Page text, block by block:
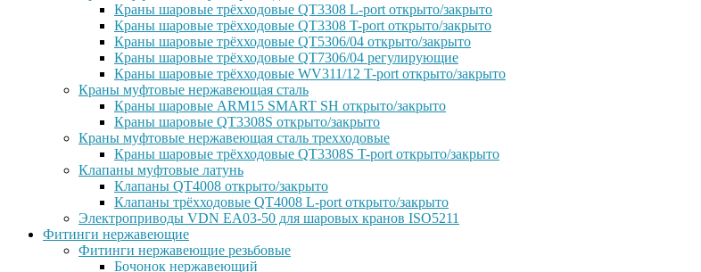
Краны шаровые трёхходовые QT3308 L-port открыто/закрыто
Краны шаровые трёхходовые QT3308 T-port открыто/закрыто
Краны шаровые трёхходовые QT5306/04 открыто/закрыто
Краны шаровые трёхходовые QT7306/04 регулирующие
Краны шаровые трёхходовые WV311/12 T-port открыто/закрыто
Краны муфтовые нержавеющая сталь
Краны шаровые ARM15 SMART SH открыто/закрыто
Краны шаровые QT3308S открыто/закрыто
Краны муфтовые нержавеющая сталь трехходовые
Краны шаровые трёхходовые QT3308S T-port открыто/закрыто
Клапаны муфтовые латунь
Клапаны QT4008 открыто/закрыто
Клапаны трёхходовые QT4008 L-port открыто/закрыто
Электроприводы VDN EA03-50 для шаровых кранов ISO5211
Фитинги нержавеющие
Фитинги нержавеющие резьбовые
Бочонок нержавеющий